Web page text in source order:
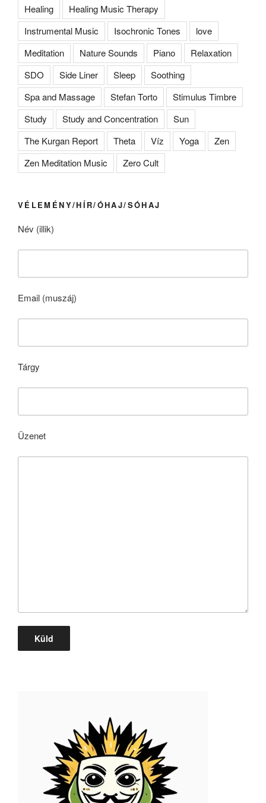
Healing
Healing Music Therapy
Instrumental Music
Isochronic Tones
love
Meditation
Nature Sounds Piano
Relaxation
SDO
Side Liner Sleep
Soothing
Spa and Massage
Stefan Torto
Stimulus Timbre
Study
Study and Concentration
Sun
The Kurgan Report
Theta Víz Yoga
Zen
Zen Meditation Music
Zero Cult
VÉLEMÉNY/HÍR/ÓHAJ/SÓHAJ
Név (illik)
Email (muszáj)
Tárgy
Üzenet